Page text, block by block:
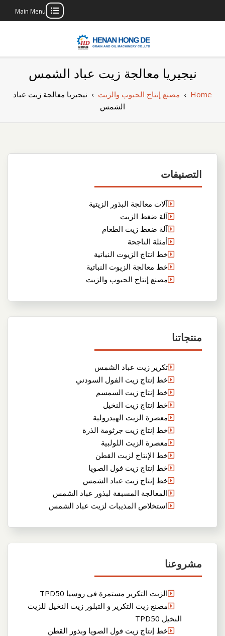
Main Menu
بناء مصنع إنتاج
الزيوت النباتية
الخاص بك
نيجيريا معالجة زيت عباد الشمس
Home
› مصنع إنتاج الحبوب والزيت › نيجيريا معالجة زيت عباد
الشمس
التصنيفات
آلات معالجة البذور الزيتية
آلة ضغط الزيت
آلة ضغط زيت الطعام
أمثلة الناجحة
خط انتاج الزيوت النباتية
خط معالجة الزيوت النباتية
مصنع إنتاج الحبوب والزيت
منتجاتنا
تكرير زيت عباد الشمس
خط إنتاج زيت الفول السودني
خط إنتاج زيت السمسم
خط إنتاج زيت النخيل
معصرة الزيت الهيدرولية
خط إنتاج زيت جرثومة الذرة
معصرة الزيت اللولبية
خط الإنتاج لزيت القطن
خط إنتاج زيت فول الصويا
خط إنتاج زيت عباد الشمس
المعالجة المسبقة لبذور عباد الشمس
استخلاص المذيبات لزيت عباد الشمس
مشروعنا
الزيت التكرير مستمرة في روسيا TPD50
مصنع زيت التكرير و التبلور زيت النخيل للزيت
النخيل TPD50
خط إنتاج زيت فول الصويا وبذور القطن